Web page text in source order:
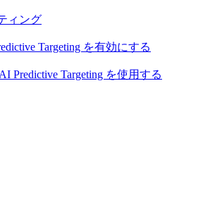
ィング
Targeting を有効にする
Predictive Targeting を使用する